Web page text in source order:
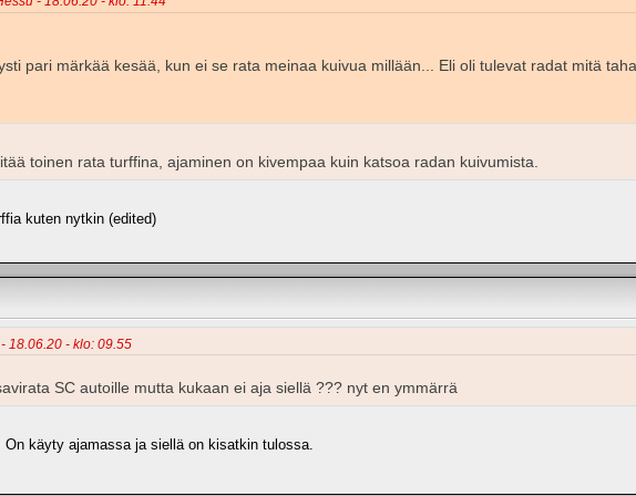
pari märkää kesää, kun ei se rata meinaa kuivua millään... Eli oli tulevat radat mitä
toinen rata turffina, ajaminen on kivempaa kuin katsoa radan kuivumista.
kuten nytkin (edited)
18.06.20 - klo: 09.55
SC autoille mutta kukaan ei aja siellä ??? nyt en ymmärrä
käyty ajamassa ja siellä on kisatkin tulossa.